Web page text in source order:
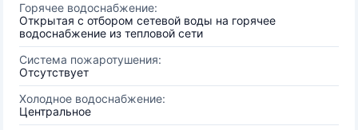
Горячее водоснабжение:
Открытая с отбором сетевой воды на горячее
водоснабжение из тепловой сети
Система пожаротушения:
Отсутствует
Холодное водоснабжение:
Центральное